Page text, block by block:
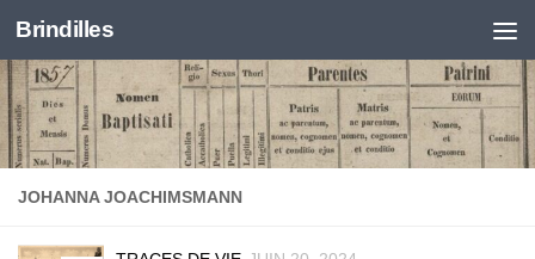
Skip to content
Brindilles
JOHANNA JOACHIMSMANN